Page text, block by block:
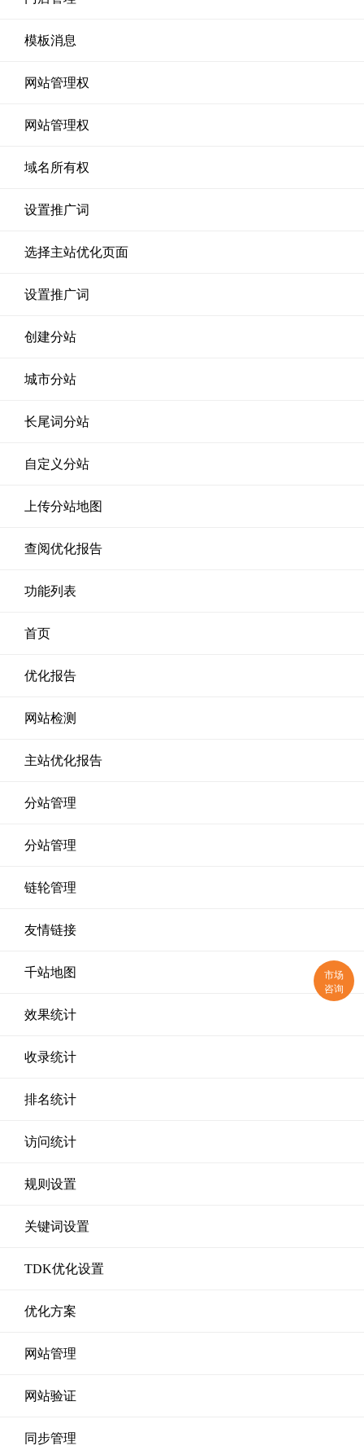
模板消息
网站管理权
网站管理权
域名所有权
设置推广词
选择主站优化页面
设置推广词
创建分站
城市分站
长尾词分站
自定义分站
上传分站地图
查阅优化报告
功能列表
首页
优化报告
网站检测
主站优化报告
分站管理
分站管理
链轮管理
友情链接
千站地图
效果统计
收录统计
排名统计
访问统计
规则设置
关键词设置
TDK优化设置
优化方案
网站管理
网站验证
同步管理
市场
咨询